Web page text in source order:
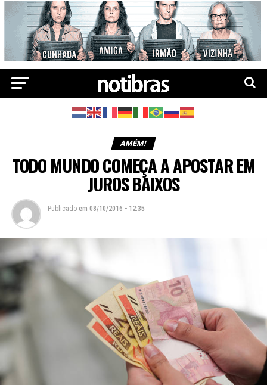
AMÉM!
TODO MUNDO COMEÇA A APOSTAR EM
JUROS BAIXOS
Publicado em 08/10/2016 - 12:35